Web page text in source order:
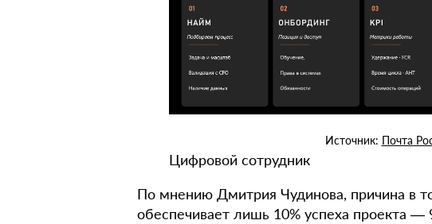
Источник: Почта
Цифровой сотрудник
По мнению Дмитрия Чудинова, причина в
обеспечивает лишь 10% успеха проекта —